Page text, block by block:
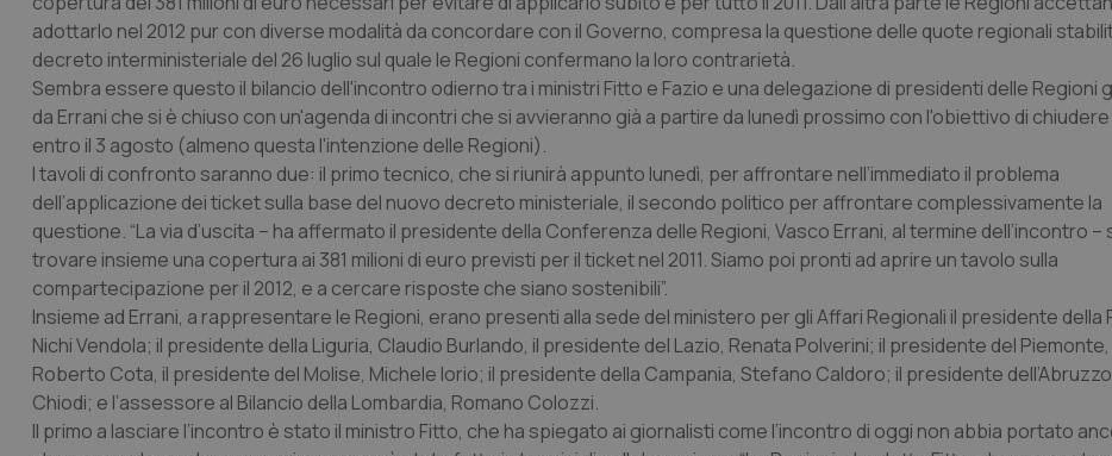
adottarlo nel 2012 pur con diverse modalità da concordare con il Governo, compresa la questione delle quote regionali
decreto interministeriale del 26 luglio sul quale le Regioni confermano la loro contrarietà.
Sembra essere questo il bilancio dell'incontro odierno tra i ministri Fitto e Fazio e una delegazione di presidenti delle Regioni
da Errani che si è chiuso con un'agenda di incontri che si avvieranno già a partire da lunedì prossimo con l'obiettivo di
entro il 3 agosto (almeno questa l'intenzione delle Regioni).
I tavoli di confronto saranno due: il primo tecnico, che si riunirà appunto lunedì, per affrontare nell’immediato il problema
dell’applicazione dei ticket sulla base del nuovo decreto ministeriale, il secondo politico per affrontare complessivamente la
questione. “La via d’uscita – ha affermato il presidente della Conferenza delle Regioni, Vasco Errani, al termine dell’incontro –
trovare insieme una copertura ai 381 milioni di euro previsti per il ticket nel 2011. Siamo poi pronti ad aprire un tavolo sulla
compartecipazione per il 2012, e a cercare risposte che siano sostenibili”.
Insieme ad Errani, a rappresentare le Regioni, erano presenti alla sede del ministero per gli Affari Regionali il presidente della
Nichi Vendola; il presidente della Liguria, Claudio Burlando, il presidente del Lazio, Renata Polverini; il presidente del Piemonte,
Roberto Cota, il presidente del Molise, Michele Iorio; il presidente della Campania, Stefano Caldoro; il presidente
Chiodi; e l’assessore al Bilancio della Lombardia, Romano Colozzi.
Il primo a lasciare l’incontro è stato il ministro Fitto, che ha spiegato ai giornalisti come l’incontro di oggi non abbia portato